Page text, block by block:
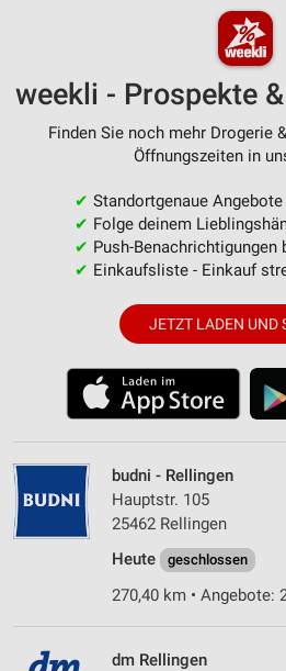
weekli - Prospekte
Finden Sie noch mehr Drogerie
Öffnungszeiten in
✔ Standortgenaue Angebote
✔ Folge deinem
✔ Push-Benachrichtigungen
✔ Einkaufsliste - Einkauf
JETZT LADEN UND
budni - Rellingen
Hauptstr. 105
25462 Rellingen
Heute
geschlossen
270,40 km • Angebote:
dm Rellingen